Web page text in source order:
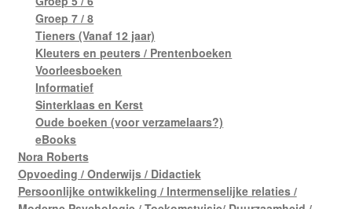
Groep 7 / 8
Tieners (Vanaf 12 jaar)
Kleuters en peuters / Prentenboeken
Voorleesboeken
Informatief
Sinterklaas en Kerst
Oude boeken (voor verzamelaars?)
eBooks
Nora Roberts
Opvoeding / Onderwijs / Didactiek
Persoonlijke ontwikkeling / Intermenselijke relaties /